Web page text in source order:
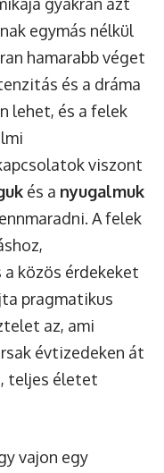
egymás nélkül
hamarabb véget
és a dráma
lehet, és a felek
viszont
és a nyugalmuk
A felek
közös érdekeket
pragmatikus
az, ami
évtizedeken át
teljes életet
vajon egy